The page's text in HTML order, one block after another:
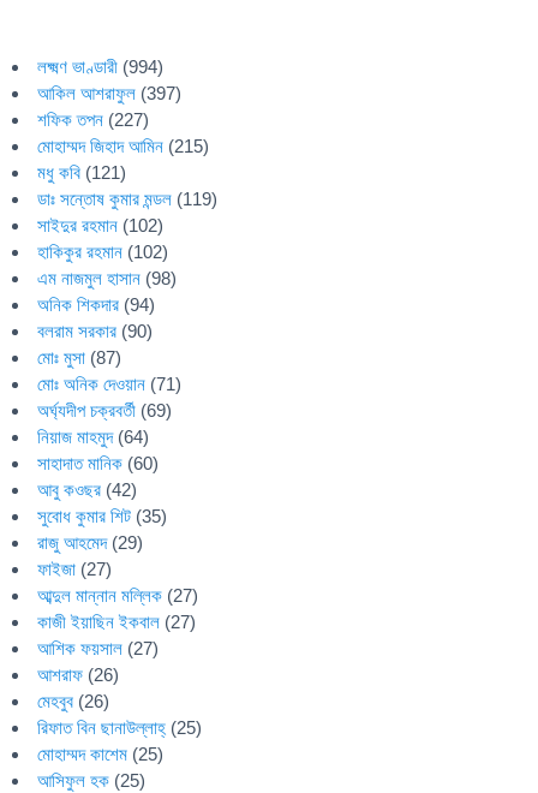
লক্ষ্মণ ভাণ্ডারী (994)
আকিল আশরাফুল (397)
শফিক তপন (227)
মোহাম্মদ জিহাদ আমিন (215)
মধু কবি (121)
ডাঃ সন্তোষ কুমার মন্ডল (119)
সাইদুর রহমান (102)
হাকিকুর রহমান (102)
এম নাজমুল হাসান (98)
অনিক শিকদার (94)
বলরাম সরকার (90)
মোঃ মুসা (87)
মোঃ অনিক দেওয়ান (71)
অর্ঘ্যদীপ চক্রবর্তী (69)
নিয়াজ মাহমুদ(64)
সাহাদাত মানিক (60)
আবু কওছর (42)
সুবোধ কুমার শিট (35)
রাজু আহমেদ(29)
ফাইজা (27)
আব্দুল মান্নান মল্লিক (27)
কাজী ইয়াছিন ইকবাল (27)
আশিক ফয়সাল (27)
আশরাফ (26)
মেহবুব (26)
রিফাত বিন ছানাউল্লাহ্ (25)
মোহাম্মদ কাশেম (25)
আসিফুল হক (25)